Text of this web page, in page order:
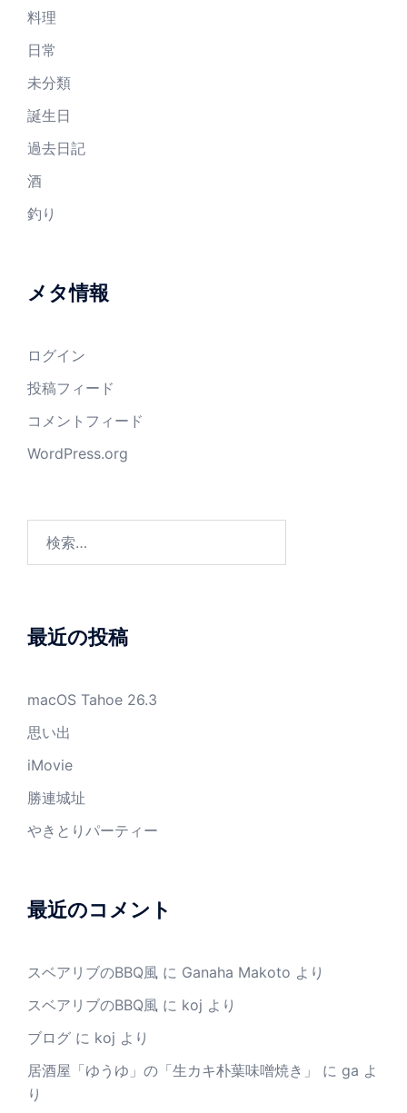
料理
日常
未分類
誕生日
過去日記
酒
釣り
メタ情報
ログイン
投稿フィード
コメントフィード
WordPress.org
最近の投稿
macOS Tahoe 26.3
思い出
iMovie
勝連城址
やきとりパーティー
最近のコメント
スベアリブのBBQ風 に Ganaha Makoto より
スベアリブのBBQ風 に koj より
ブログ に koj より
居酒屋「ゆうゆ」の「生カキ朴葉味噌焼き」
に ga よ
り